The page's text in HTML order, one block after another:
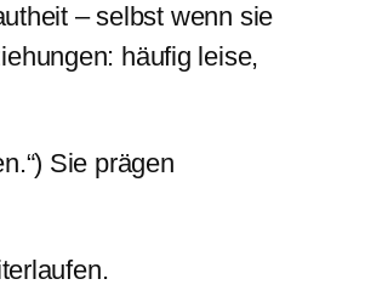
– selbst wenn sie
häufig leise,
Sie prägen